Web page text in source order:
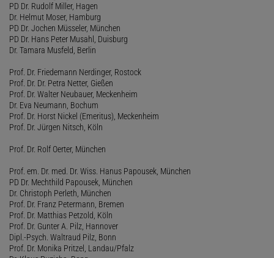
PD Dr. Rudolf Miller, Hagen
Dr. Helmut Moser, Hamburg
PD Dr. Jochen Müsseler, München
PD Dr. Hans Peter Musahl, Duisburg
Dr. Tamara Musfeld, Berlin
Prof. Dr. Friedemann Nerdinger, Rostock
Prof. Dr. Dr. Petra Netter, Gießen
Prof. Dr. Walter Neubauer, Meckenheim
Dr. Eva Neumann, Bochum
Prof. Dr. Horst Nickel (Emeritus), Meckenheim
Prof. Dr. Jürgen Nitsch, Köln
Prof. Dr. Rolf Oerter, München
Prof. em. Dr. med. Dr. Wiss. Hanus Papousek, München
PD Dr. Mechthild Papousek, München
Dr. Christoph Perleth, München
Prof. Dr. Franz Petermann, Bremen
Prof. Dr. Matthias Petzold, Köln
Prof. Dr. Gunter A. Pilz, Hannover
Dipl.-Psych. Waltraud Pilz, Bonn
Prof. Dr. Monika Pritzel, Landau/Pfalz